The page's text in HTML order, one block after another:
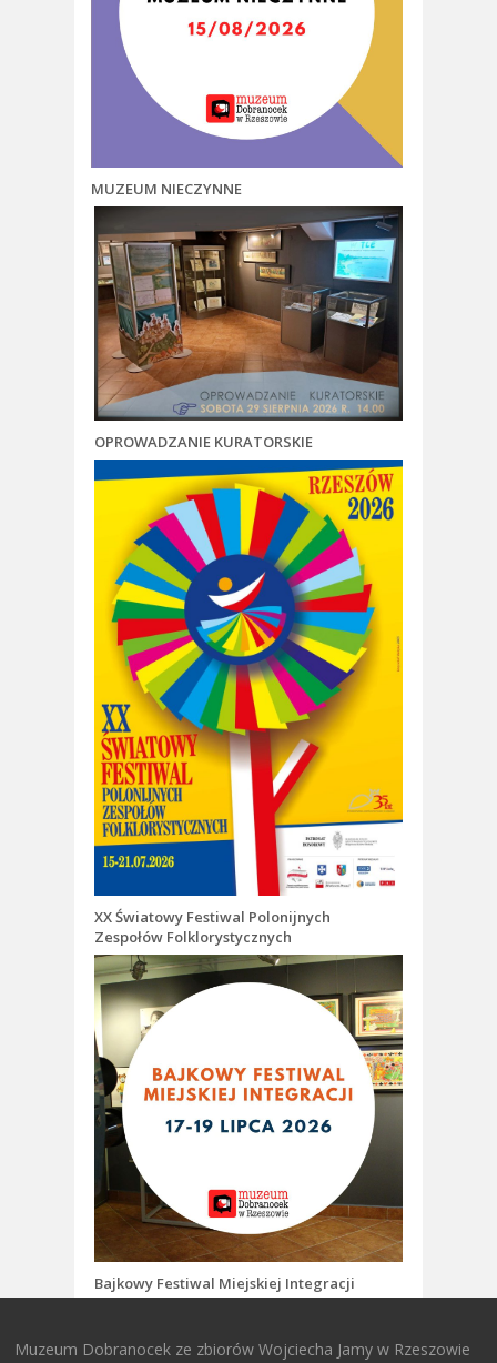
MUZEUM NIECZYNNE
OPROWADZANIE KURATORSKIE
XX Światowy Festiwal Polonijnych
Zespołów Folklorystycznych
Bajkowy Festiwal Miejskiej Integracji
Muzeum Dobranocek ze zbiorów Wojciecha Jamy w Rzeszowie